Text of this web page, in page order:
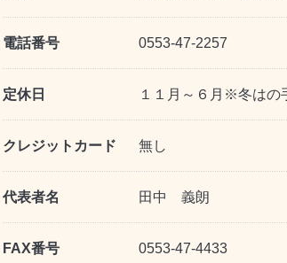
電話番号 0553-47-2257
定休日 １１月～６月※冬はの
クレジットカード 無し
代表者名 田中 義朗
FAX番号 0553-47-4433